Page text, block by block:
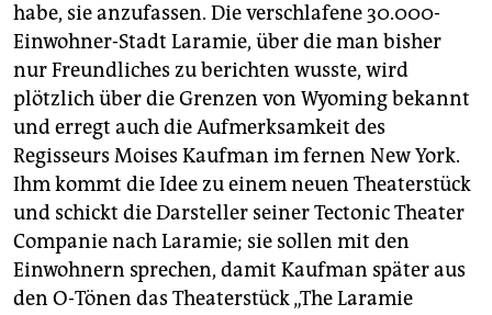
habe, sie anzufassen. Die verschlafene 30.000-
Einwohner-Stadt Laramie, über die man bisher
nur Freundliches zu berichten wusste, wird
plötzlich über die Grenzen von Wyoming bekannt
und erregt auch die Aufmerksamkeit des
Regisseurs Moises Kaufman im fernen New York.
Ihm kommt die Idee zu einem neuen Theaterstück
und schickt die Darsteller seiner Tectonic Theater
Companie nach Laramie; sie sollen mit den
Einwohnern sprechen, damit Kaufman später aus
den O-Tönen das Theaterstück „The Laramie